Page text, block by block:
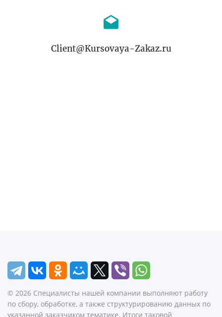
Client@Kursovaya-Zakaz.ru
© 2026 Специалисты нашей компании выполняют работу
по сбору, обработке, а также структурированию данных по
указанной заказчиком тематике. Итоги таковой